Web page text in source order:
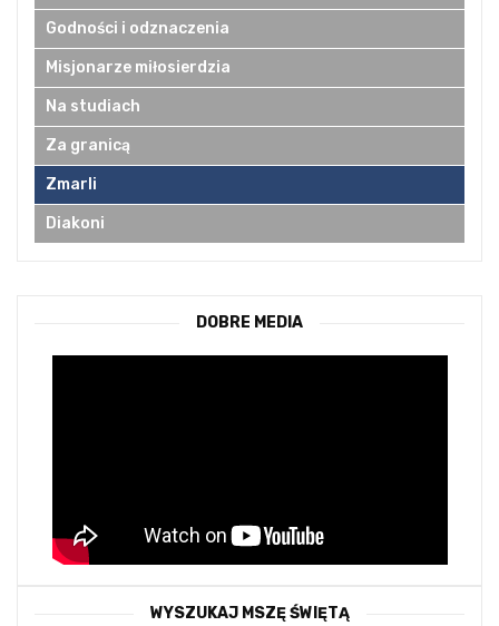
Godności i odznaczenia
Misjonarze miłosierdzia
Na studiach
Za granicą
Zmarli
Diakoni
DOBRE MEDIA
WYSZUKAJ MSZĘ ŚWIĘTĄ